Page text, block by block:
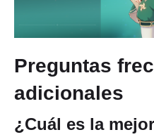
Preguntas
adicionales
¿Cuál es la